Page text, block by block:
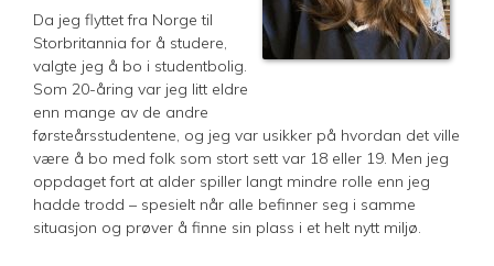
Da jeg flyttet fra Norge til
Storbritannia for å studere,
valgte jeg å bo i studentbolig.
Som 20-åring var jeg litt eldre
enn mange av de andre
førsteårsstudentene, og jeg var usikker på hvordan det ville
være å bo med folk som stort sett var 18 eller 19. Men jeg
oppdaget fort at alder spiller langt mindre rolle enn jeg
hadde trodd – spesielt når alle befinner seg i samme
situasjon og prøver å finne sin plass i et helt nytt miljø.